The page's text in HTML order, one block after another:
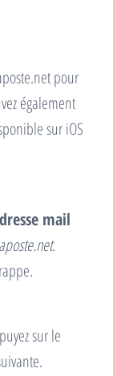
pour
également
sur iOS
mail
.
sur le